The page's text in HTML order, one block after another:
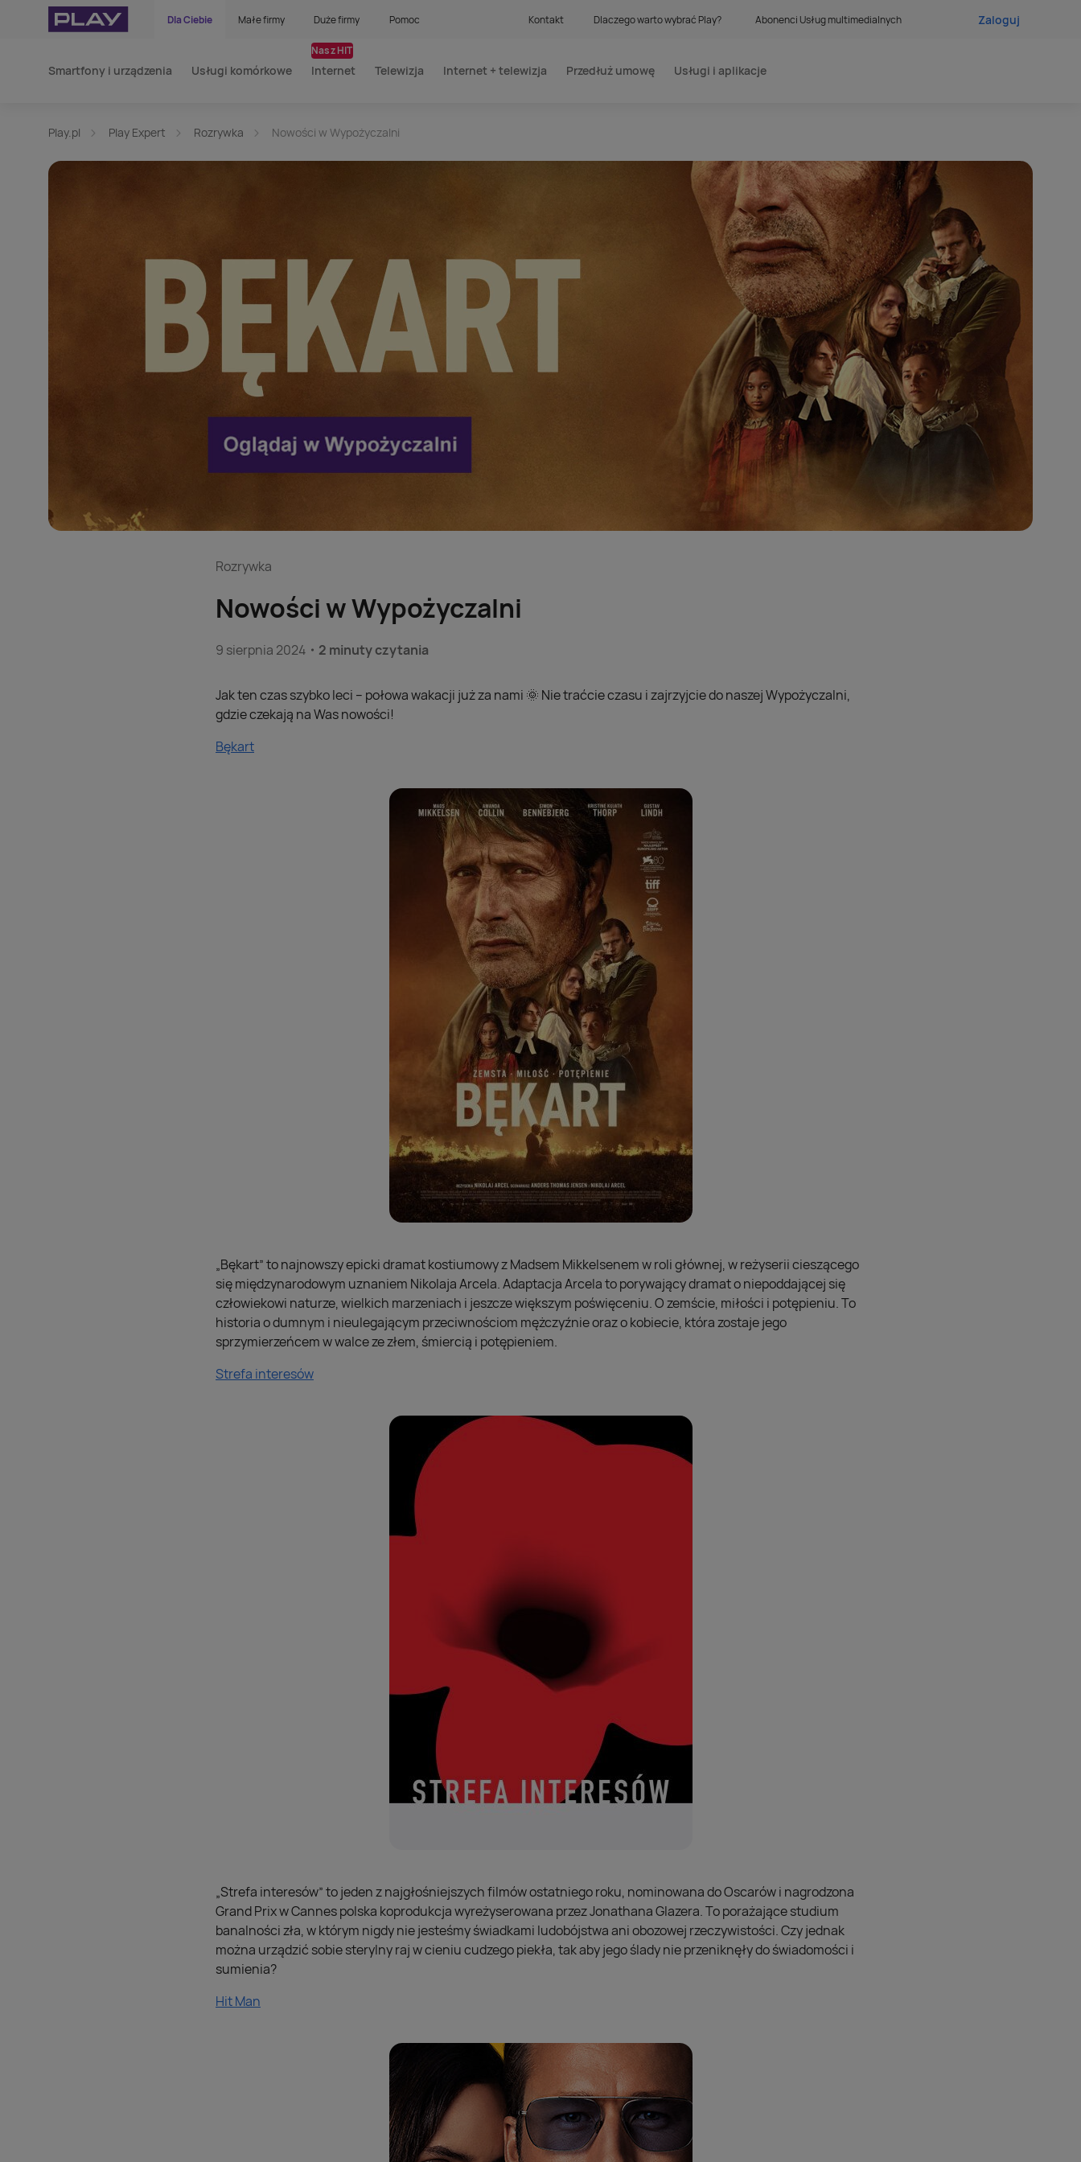
Dla Ciebie Małe firmy Duże firmy Pomoc Kontakt Dlaczego warto wybrać Play? Abonenci Usług multimedialnych Zaloguj
Smartfony i urządzenia Usługi komórkowe Internet
Nasz HIT
Telewizja Internet + telewizja Przedłuż umowę Usługi i aplikacje
Play.pl Play Expert Rozrywka Nowości w Wypożyczalni
Rozrywka
Nowości w Wypożyczalni
9 sierpnia 2024 2 minuty czytania
Jak ten czas szybko leci – połowa wakacji już za nami 🌞 Nie traćcie czasu i zajrzyjcie do naszej Wypożyczalni,
gdzie czekają na Was nowości!
Bękart
„Bękart” to najnowszy epicki dramat kostiumowy z Madsem Mikkelsenem w roli głównej, w reżyserii cieszącego
się międzynarodowym uznaniem Nikolaja Arcela. Adaptacja Arcela to porywający dramat o niepoddającej się
człowiekowi naturze, wielkich marzeniach i jeszcze większym poświęceniu. O zemście, miłości i potępieniu. To
historia o dumnym i nieulegającym przeciwnościom mężczyźnie oraz o kobiecie, która zostaje jego
sprzymierzeńcem w walce ze złem, śmiercią i potępieniem.
Strefa interesów
„Strefa interesów” to jeden z najgłośniejszych filmów ostatniego roku, nominowana do Oscarów i nagrodzona
Grand Prix w Cannes polska koprodukcja wyreżyserowana przez Jonathana Glazera. To porażające studium
banalności zła, w którym nigdy nie jesteśmy świadkami ludobójstwa ani obozowej rzeczywistości. Czy jednak
można urządzić sobie sterylny raj w cieniu cudzego piekła, tak aby jego ślady nie przeniknęły do świadomości i
sumienia?
Hit Man